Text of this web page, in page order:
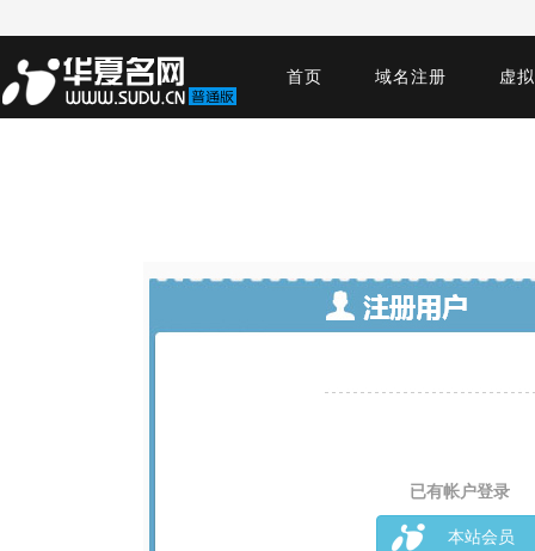
首页 域名注册 虚
已有帐户登录
本站会员